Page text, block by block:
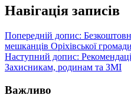
Навігація записів
Попередній допис:
мешканців Оріхівської
Наступний допис:
Захисникам, родинам та ЗМІ
Важливо